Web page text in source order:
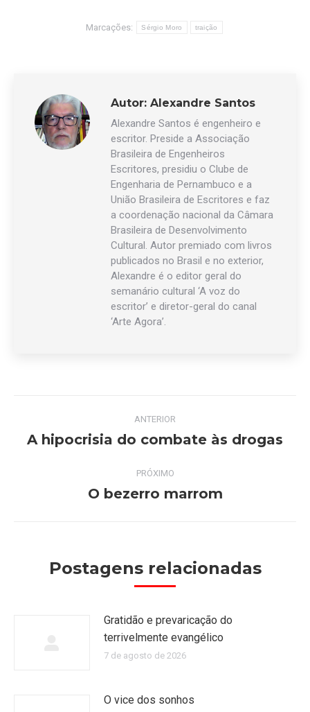
Marcações: Sérgio Moro traição
Autor: Alexandre Santos
Alexandre Santos é engenheiro e
escritor. Preside a Associação
Brasileira de Engenheiros
Escritores, presidiu o Clube de
Engenharia de Pernambuco e a
União Brasileira de Escritores e faz
a coordenação nacional da Câmara
Brasileira de Desenvolvimento
Cultural. Autor premiado com livros
publicados no Brasil e no exterior,
Alexandre é o editor geral do
semanário cultural ‘A voz do
escritor’ e diretor-geral do canal
‘Arte Agora’.
Navegação
de
ANTERIOR
Post
A hipocrisia do combate às drogas
PRÓXIMO
Próximo
O bezerro marrom
Postagens relacionadas
Gratidão e prevaricação do
terrivelmente evangélico
7 de agosto de 2026
O vice dos sonhos